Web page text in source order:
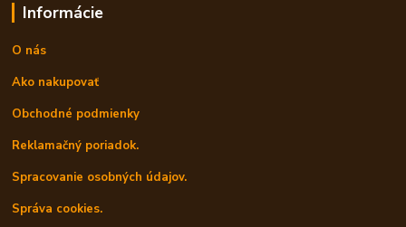
Informácie
O nás
Ako nakupovať
Obchodné podmienky
Reklamačný poriadok.
Spracovanie osobných údajov.
Správa cookies.